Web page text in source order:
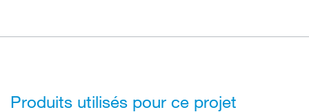
Produits utilisés pour ce projet